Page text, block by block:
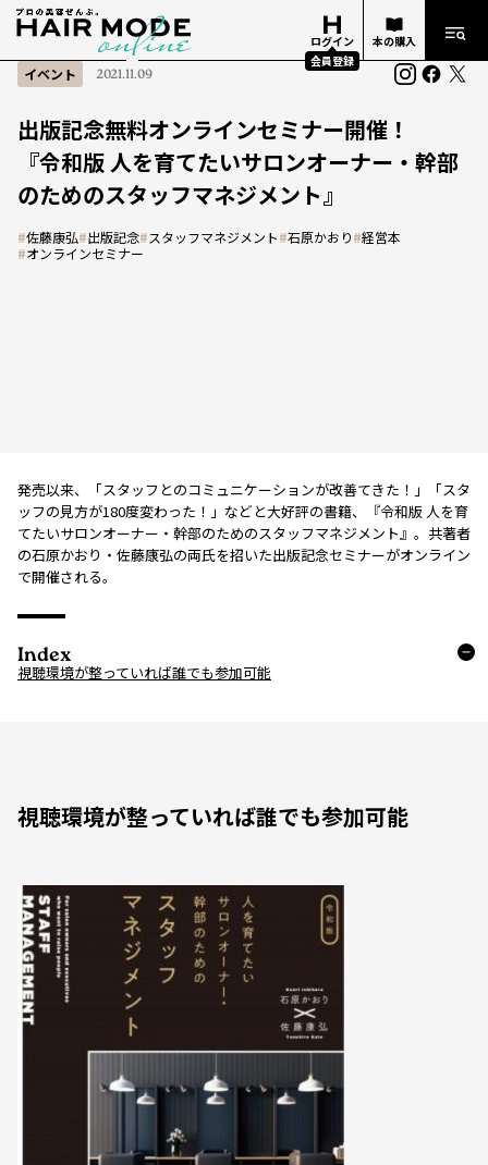
ログイン
会員登録
本の購入
イベント 2021.11.09
出版記念無料オンラインセミナー開催！
『令和版 人を育てたいサロンオーナー・幹部
のためのスタッフマネジメント』
#佐藤康弘#出版記念#スタッフマネジメント#石原かおり#経営本
#オンラインセミナー
発売以来、「スタッフとのコミュニケーションが改善てきた！」「スタ
ッフの見方が180度変わった！」などと大好評の書籍、『令和版 人を育
てたいサロンオーナー・幹部のためのスタッフマネジメント』。共著者
の石原かおり・佐藤康弘の両氏を招いた出版記念セミナーがオンライン
で開催される。
Index
視聴環境が整っていれば誰でも参加可能
視聴環境が整っていれば誰でも参加可能